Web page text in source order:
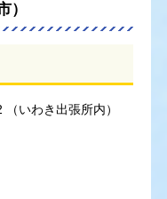
）
いわき出張所内）